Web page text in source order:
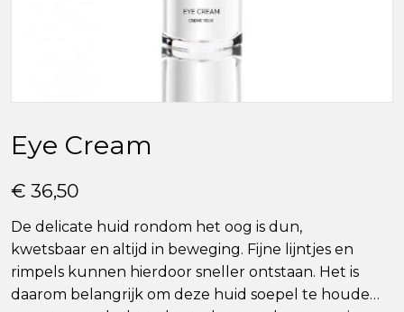
Eye Cream
€ 36,50
De delicate huid rondom het oog is dun,
kwetsbaar en altijd in beweging. Fijne lijntjes en
rimpels kunnen hierdoor sneller ontstaan. Het is
daarom belangrijk om deze huid soepel te houden